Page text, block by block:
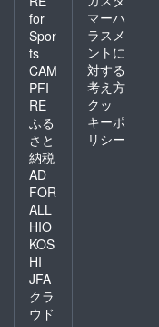
for
Spor
ts
CAM
PFI
RE
ふる
さと
納税
AD
FOR
ALL
HIO
KOS
HI
JFA
クラ
ウド
マーハ
ラスメ
ントに
対する
考え方
クッ
キーポ
リシー